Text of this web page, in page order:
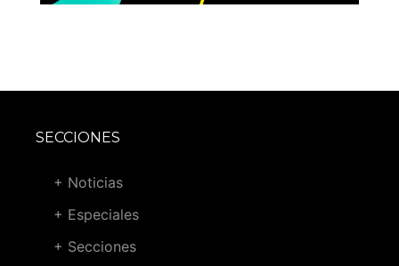
SECCIONES
+ Noticias
+ Especiales
+ Secciones